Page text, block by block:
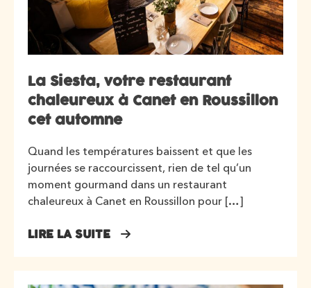
La Siesta, votre restaurant
chaleureux à Canet en Roussillon
cet automne
Quand les températures baissent et que les
journées se raccourcissent, rien de tel qu’un
moment gourmand dans un restaurant
chaleureux à Canet en Roussillon pour […]
LIRE LA SUITE